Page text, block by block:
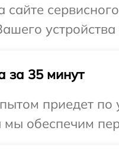
сайте
за 35 минут
приедет по
обеспечим